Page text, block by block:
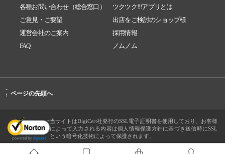
各種お問い合わせ（総合窓口）
ツクツク!!!アプリとは
ご意見・ご要望
出店をご検討のショップ様
運営会社のご案内
採用情報
FAQ
ノムノム
-
↑ ページの先頭へ
当サイトはDigiCert社発行のSSL電子証明書を使用しており、お客様
によって入力される内容は個人情報保護方針に基づき送信時にSSL
という暗号化技術によって保護されます。